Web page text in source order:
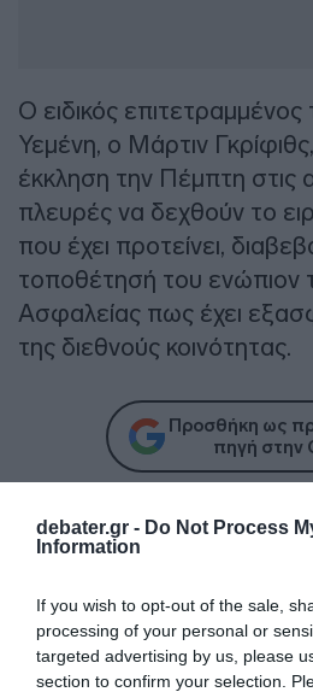
debater.gr - Do Not Process
Information
If you wish to opt-out of the sale,
processing of your personal or
targeted advertising by us, please
section to confirm your selection.
Ο ειδικός
Υεμένη, ο Μάρτιν
έκκληση την Πέμπτη στις
πλευρές να δεχθούν το
που έχει προτείνει,
τοποθέτησή του ενώπιον
Ασφαλείας πως έχει
της διεθνούς κοινότητας.
Προσθήκη ως
πηγή στην
Ακολούθησε το
Share